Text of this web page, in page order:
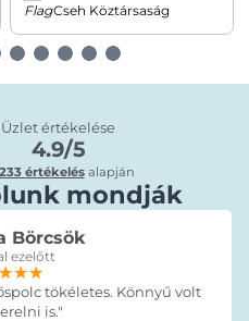
Cseh Köztársaság
Üzlet értékelése
4.9/5
értékelésalapján
mondják
Börcsök
ezelőtt
tökéletes. Könnyű volt
is."